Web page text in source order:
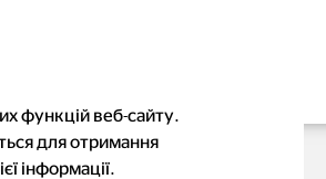
функцій веб-сайту.
для отримання
інформації.